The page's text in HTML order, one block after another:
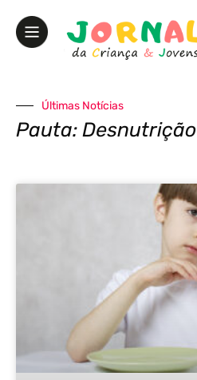
Últimas Notícias
Pauta: Desnutrição